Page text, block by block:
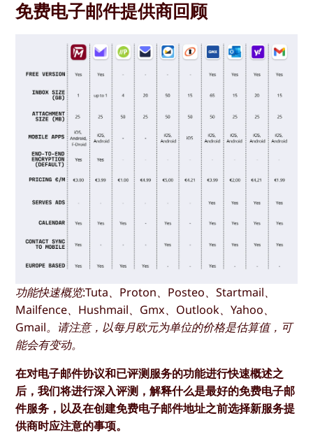
免费电子邮件提供商回顾
功能快速概览:Tuta、Proton、Posteo、Startmail、
Mailfence、Hushmail、Gmx、Outlook、Yahoo、
Gmail。请注意，以每月欧元为单位的价格是估算值，可
能会有变动。
在对电子邮件协议和已评测服务的功能进行快速概述之
后，我们将进行深入评测，解释什么是最好的免费电子邮
件服务，以及在创建免费电子邮件地址之前选择新服务提
供商时应注意的事项。